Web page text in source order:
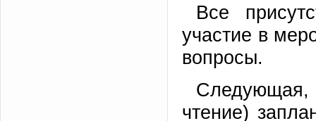
Все
участие в
вопросы.
Следующая,
чтение)